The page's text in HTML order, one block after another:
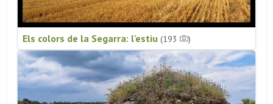
Els colors de la Segarra: l'estiu (193 )